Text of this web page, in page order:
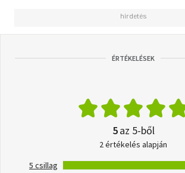
ÉRTÉKELÉSEK
5az 5-ből
2 értékelés alapján
5 csillag